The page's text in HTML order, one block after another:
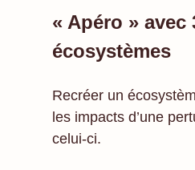
« Apéro » avec
écosystèmes
Recréer un
les impacts d’une
celui-ci.